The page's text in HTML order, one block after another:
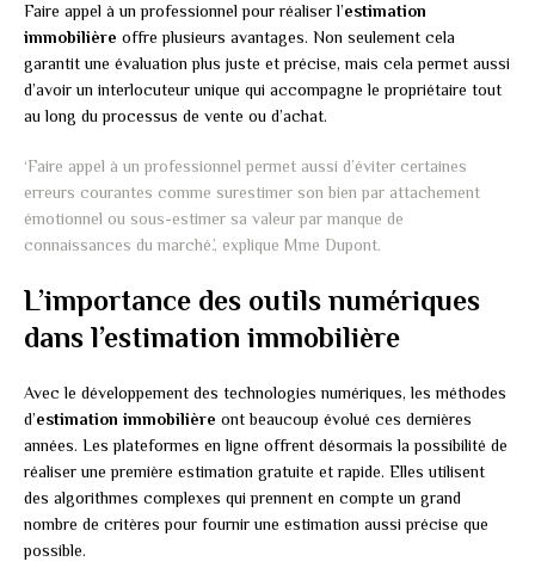
Faire appel à un professionnel pour réaliser l’estimation
immobilière offre plusieurs avantages. Non seulement cela
garantit une évaluation plus juste et précise, mais cela permet aussi
d’avoir un interlocuteur unique qui accompagne le propriétaire tout
au long du processus de vente ou d’achat.
‘Faire appel à un professionnel permet aussi d’éviter certaines
erreurs courantes comme surestimer son bien par attachement
émotionnel ou sous-estimer sa valeur par manque de
connaissances du marché.’, explique Mme Dupont.
L’importance des outils numériques
dans l’estimation immobilière
Avec le développement des technologies numériques, les méthodes
d’estimation immobilière ont beaucoup évolué ces dernières
années. Les plateformes en ligne offrent désormais la possibilité de
réaliser une première estimation gratuite et rapide. Elles utilisent
des algorithmes complexes qui prennent en compte un grand
nombre de critères pour fournir une estimation aussi précise que
possible.